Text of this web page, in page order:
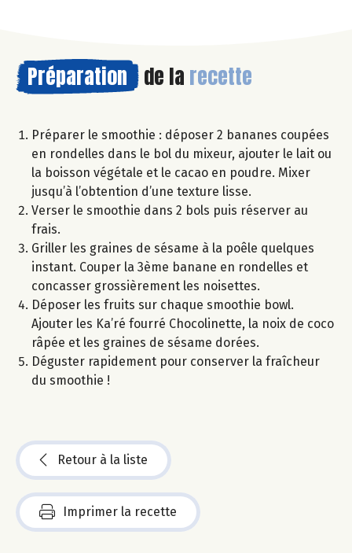
Préparation de la recette
Préparer le smoothie : déposer 2 bananes coupées
en rondelles dans le bol du mixeur, ajouter le lait ou
la boisson végétale et le cacao en poudre. Mixer
jusqu’à l’obtention d’une texture lisse.
Verser le smoothie dans 2 bols puis réserver au
frais.
Griller les graines de sésame à la poêle quelques
instant. Couper la 3ème banane en rondelles et
concasser grossièrement les noisettes.
Déposer les fruits sur chaque smoothie bowl.
Ajouter les Ka’ré fourré Chocolinette, la noix de coco
râpée et les graines de sésame dorées.
Déguster rapidement pour conserver la fraîcheur
du smoothie !
Retour à la liste
Imprimer la recette